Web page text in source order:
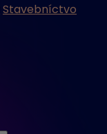
Stavebníctvo